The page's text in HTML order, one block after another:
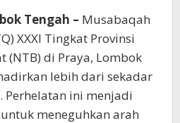
Tengah – Musabaqah
XXXI Tingkat Provinsi
(NTB) di Praya, Lombok
lebih dari sekadar
Perhelatan ini menjadi
meneguhkan arah